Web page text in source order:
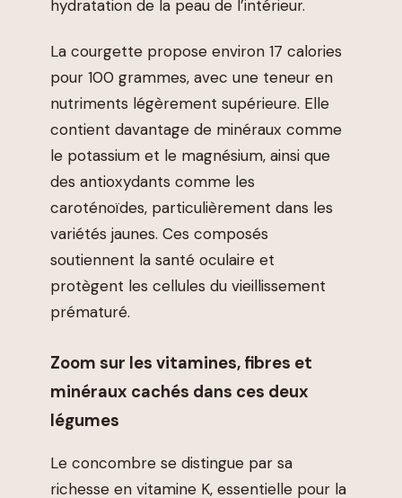
hydratation de la peau de l’intérieur.
La courgette propose environ 17 calories
pour 100 grammes, avec une teneur en
nutriments légèrement supérieure. Elle
contient davantage de minéraux comme
le potassium et le magnésium, ainsi que
des antioxydants comme les
caroténoïdes, particulièrement dans les
variétés jaunes. Ces composés
soutiennent la santé oculaire et
protègent les cellules du vieillissement
prématuré.
Zoom sur les vitamines, fibres et
minéraux cachés dans ces deux
légumes
Le concombre se distingue par sa
richesse en vitamine K, essentielle pour la